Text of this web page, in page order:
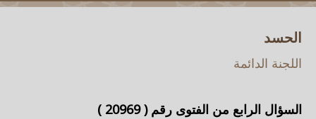
الحسد
اللجنة الدائمة
السؤال الرابع من الفتوى رقم (20969
)